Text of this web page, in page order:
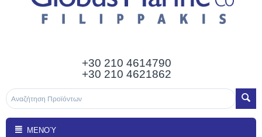
+30 210 4614790
+30 210 4621862
ΜΕΝΟΎ